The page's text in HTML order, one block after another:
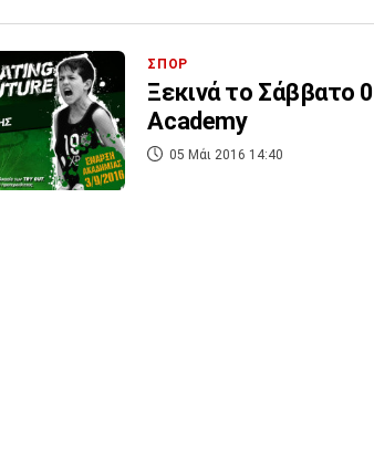
ΣΠΟΡ
Ξεκινά το Σάββατο
Academy
05 Μάι 2016 14:40